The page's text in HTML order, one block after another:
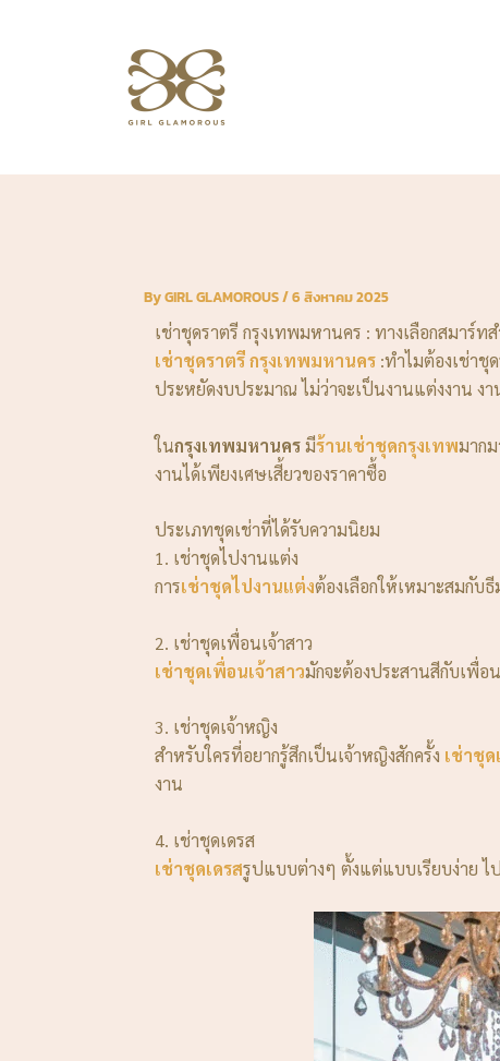
ByGIRL GLAMOROUS/6 สิงหาคม 2025
เช่าชุดราตรี กรุงเทพมหานคร : ทางเลือกสมาร์ท
เช่าชุดราตรี กรุงเทพมหานคร :ทำไมต้องเช่าชุ
ประหยัดงบประมาณ ไม่ว่าจะเป็นงานแต่งงาน ง
ในกรุงเทพมหานครมีร้านเช่าชุดกรุงเทพมาก
งานได้เพียงเศษเสี้ยวของราคาซื้อ
ประเภทชุดเช่าที่ได้รับความนิยม
1. เช่าชุดไปงานแต่ง
การเช่าชุดไปงานแต่งต้องเลือกให้เหมาะสมกับ
2. เช่าชุดเพื่อนเจ้าสาว
เช่าชุดเพื่อนเจ้าสาวมักจะต้องประสานสีกับเพื่
3. เช่าชุดเจ้าหญิง
สำหรับใครที่อยากรู้สึกเป็นเจ้าหญิงสักครั้ง เช่าชุ
งาน
4. เช่าชุดเดรส
เช่าชุดเดรสรูปแบบต่างๆ ตั้งแต่แบบเรียบง่าย ไ